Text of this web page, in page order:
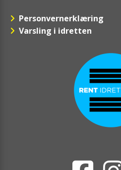
Personvernerklæring
Varsling i idretten